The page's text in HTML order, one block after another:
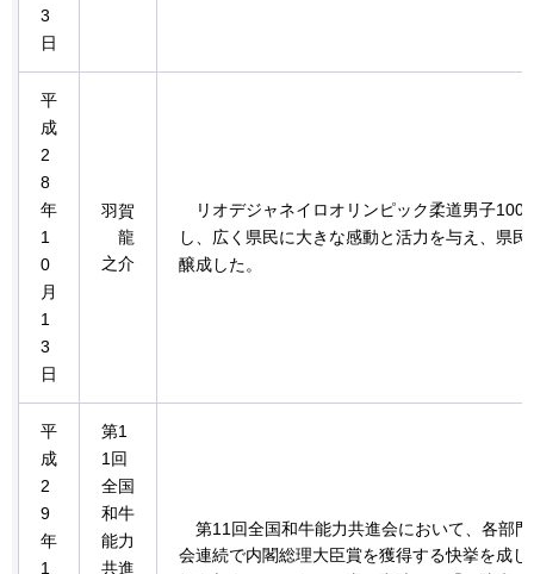
3
日
平
成
2
8
年
1
0
月
1
3
日
羽賀
龍
之介
リオデジャネイロオリンピック柔道男子100
し、広く県民に大きな感動と活力を与え、県
醸成した。
平
成
2
9
年
1
第1
1回
全国
和牛
能力
共進
第11回全国和牛能力共進会において、 各部
会連続で内閣総理大臣賞を獲得する快挙を成